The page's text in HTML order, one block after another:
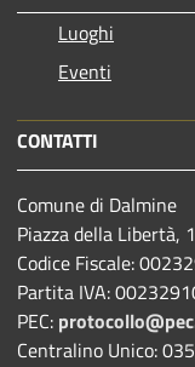
Luoghi
Eventi
CONTATTI
Comune di Dalmine
Piazza della Libertà,
Codice Fiscale:
Partita IVA:
PEC:
Centralino Unico: